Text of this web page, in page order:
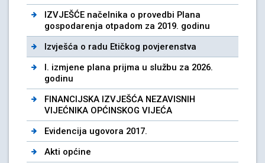
IZVJEŠĆE načelnika o provedbi Plana
gospodarenja otpadom za 2019. godinu
Izvješća o radu Etičkog povjerenstva
I. izmjene plana prijma u službu za 2026.
godinu
FINANCIJSKA IZVJEŠĆA NEZAVISNIH
VIJEĆNIKA OPĆINSKOG VIJEĆA
Evidencija ugovora 2017.
Akti općine